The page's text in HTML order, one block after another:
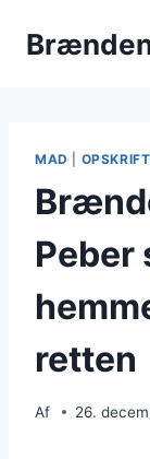
MAD
Peber
retten
Af 26.